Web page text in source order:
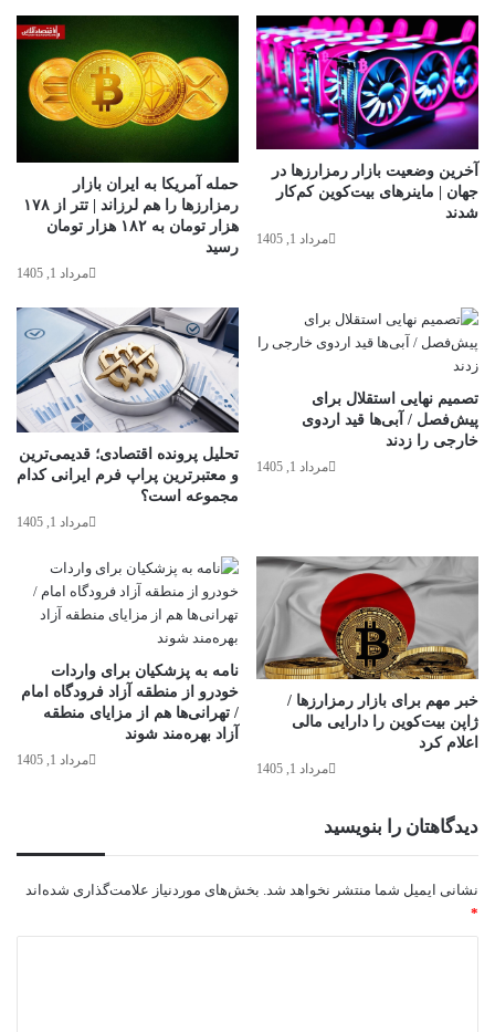
حمله آمریکا به ایران بازار
رمزارزها را هم لرزاند | تتر از ۱۷۸
هزار تومان به ۱۸۲ هزار تومان
رسید
مرداد 1, 1405
آخرین وضعیت بازار رمزارزها در
جهان | ماینرهای بیت‌کوین کم‌کار
شدند
مرداد 1, 1405
تحلیل پرونده اقتصادی؛ قدیمی‌ترین
و معتبرترین پراپ فرم ایرانی کدام
مجموعه است؟
مرداد 1, 1405
تصمیم نهایی استقلال برای
پیش‌فصل / آبی‌ها قید اردوی
خارجی را زدند
مرداد 1, 1405
نامه به پزشکیان برای واردات
خودرو از منطقه آزاد فرودگاه امام
/ تهرانی‌ها هم از مزایای منطقه
آزاد بهره‌مند شوند
مرداد 1, 1405
خبر مهم برای بازار رمزارزها /
ژاپن بیت‌کوین را دارایی مالی
اعلام کرد
مرداد 1, 1405
دیدگاهتان را بنویسید
نشانی ایمیل شما منتشر نخواهد شد. بخش‌های موردنیاز علامت‌گذاری شده‌اند
*